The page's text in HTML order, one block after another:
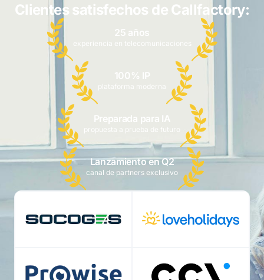
Clientes satisfechos de Callfactory:
25 años
experiencia en telecomunicaciones
100% IP
plataforma moderna
Preparada para IA
propuesta a prueba de futuro
Lanzamiento en Q2
canal de partners exclusivo